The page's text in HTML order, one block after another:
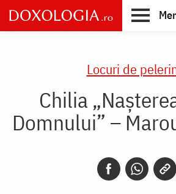
Skip
to
main
Locuri de
Chilia
Domnului” –